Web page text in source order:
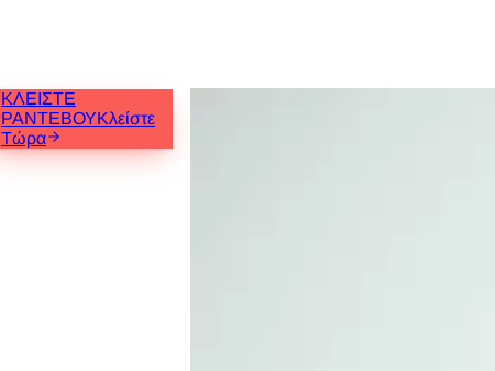
ΚΛΕΙΣΤΕ
ΡΑΝΤΕΒΟΥΚλείστε
Τώρα